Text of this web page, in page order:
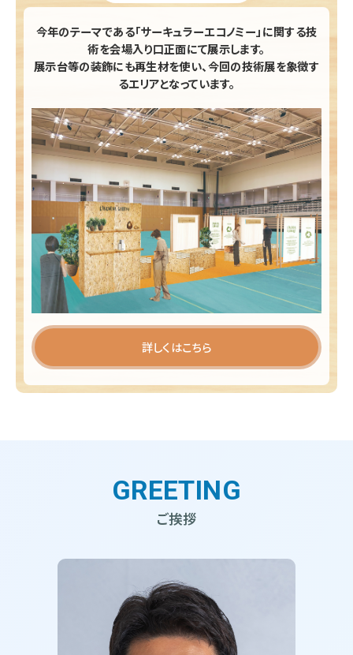
今年のテーマである「サーキュラーエコノミー」に関する技
術を会場入り口正面にて展示します。
展示台等の装飾にも再生材を使い、今回の技術展を象徴す
るエリアとなっています。
詳しくはこちら
GREETING
ご挨拶